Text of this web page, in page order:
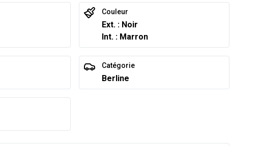
Couleur
Ext. : Noir
Int. : Marron
Catégorie
Berline